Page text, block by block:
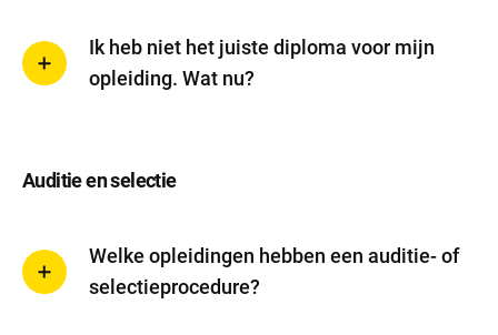
Ik heb niet het juiste diploma voor mijn
opleiding. Wat nu?
Auditie en selectie
Welke opleidingen hebben een auditie- of
selectieprocedure?